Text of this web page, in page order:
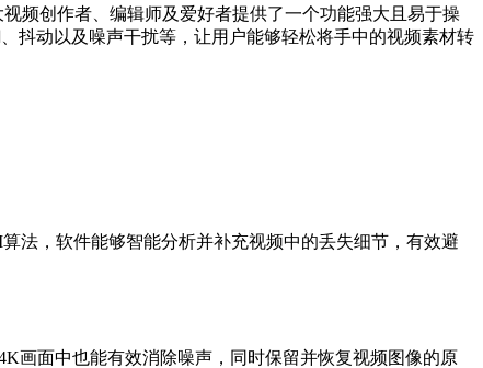
创作者、编辑师及爱好者提供了一个功能强大且易于操
、抖动以及噪声干扰等，让用户能够轻松将手中的视频素材转
，软件能够智能分析并补充视频中的丢失细节，有效避
画面中也能有效消除噪声，同时保留并恢复视频图像的原